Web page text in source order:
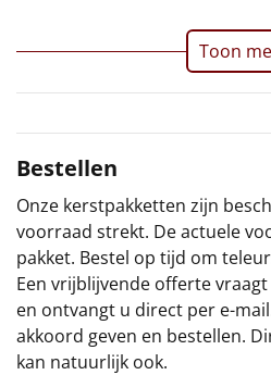
Sinterklaaspakketten
Particulier
Kerstgeschenken 2026
Relatiegeschenken
Cadeaubon
Per stuk
Toon
Bestellen
Onze kerstpakketten zijn
voorraad strekt. De actuele
pakket. Bestel op tijd om
Een vrijblijvende offerte
en ontvangt u direct per e-
akkoord geven en bestellen.
kan natuurlijk ook.